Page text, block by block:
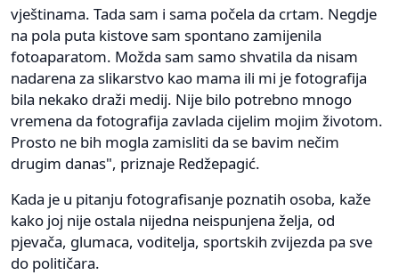
vještinama. Tada sam i sama počela da crtam. Negdje
na pola puta kistove sam spontano zamijenila
fotoaparatom. Možda sam samo shvatila da nisam
nadarena za slikarstvo kao mama ili mi je fotografija
bila nekako draži medij. Nije bilo potrebno mnogo
vremena da fotografija zavlada cijelim mojim životom.
Prosto ne bih mogla zamisliti da se bavim nečim
drugim danas", priznaje Redžepagić.
Kada je u pitanju fotografisanje poznatih osoba, kaže
kako joj nije ostala nijedna neispunjena želja, od
pjevača, glumaca, voditelja, sportskih zvijezda pa sve
do političara.